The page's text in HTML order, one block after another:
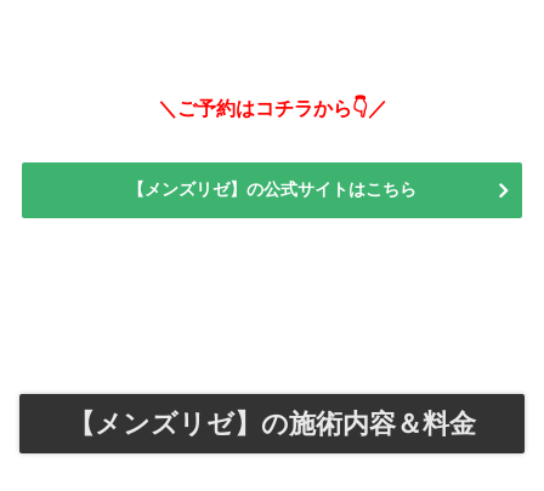
＼ご予約はコチラから👇／
【メンズリゼ】の公式サイトはこちら
【メンズリゼ】の施術内容＆料金